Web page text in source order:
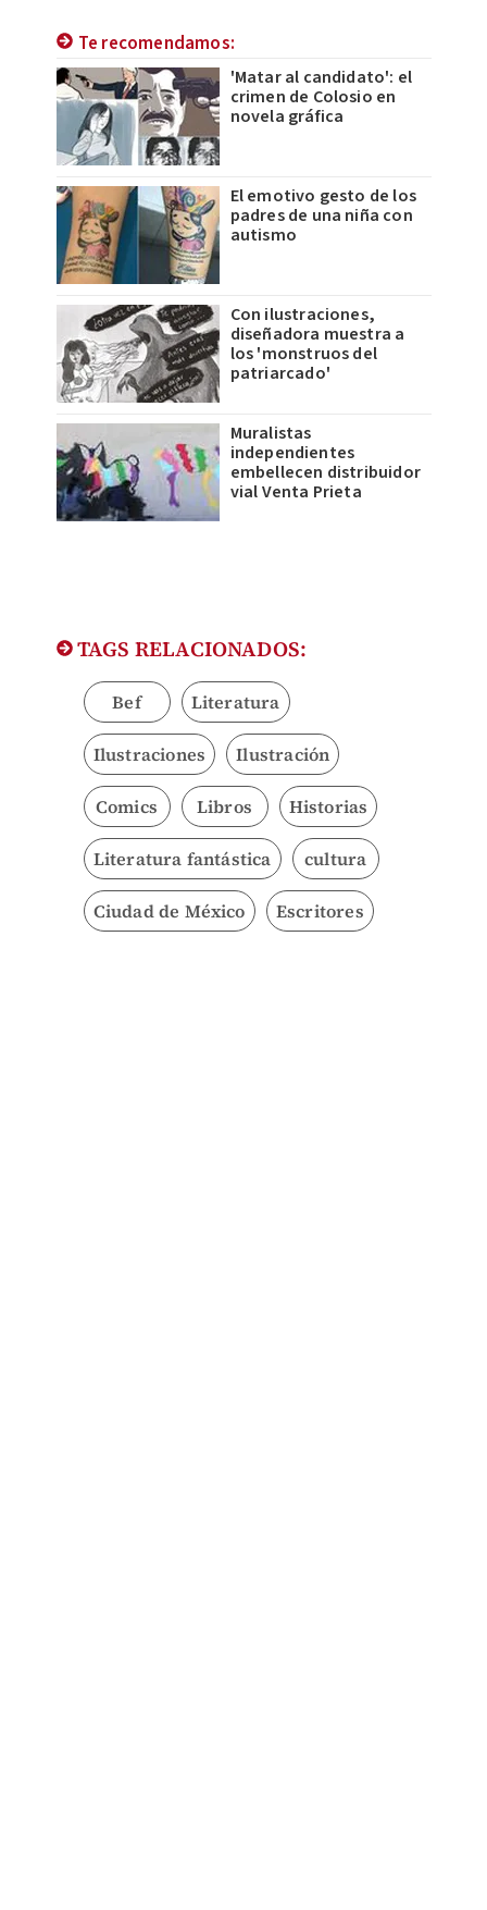
Te recomendamos:
'Matar al candidato': el
crimen de Colosio en
novela gráfica
El emotivo gesto de los
padres de una niña con
autismo
Con ilustraciones,
diseñadora muestra a
los 'monstruos del
patriarcado'
Muralistas
independientes
embellecen distribuidor
vial Venta Prieta
TAGS RELACIONADOS:
Bef Literatura
Ilustraciones Ilustración
Comics Libros Historias
Literatura fantástica cultura
Ciudad de México Escritores